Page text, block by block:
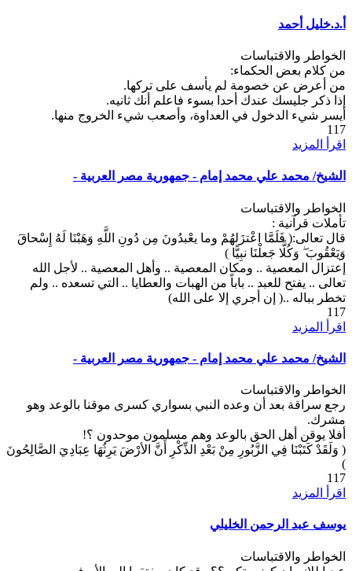
أ.د.خليل أحمد
الخواطر والاقتباسات
من كلام بعض الحكماء:
من أعرض عن خصومة لم يأسف على تركها.
إذا ذكر جليسك عندك أحدا بسوء فاعلم أنك ثانيه.
أيسر شيء الدخول في العداوة، وأصعب شيء الخروج منها.
117
اقرأ المزيد
الشيخ/ محمد علي محمد إمام - جمهورية مصر العربية -
الخواطر والاقتباسات
تأملات قرآنية​ :
‏قال تعالى:( فَلَمَّا اعْتزَلهُمْ وما يعْبدُونَ مِن دُونِ اللَّهِ وَهَبْنَا لَهُ إِسْحاقَ
وَيَعْقُوبَ ۖ وَكُلًّا جَعلْنَا نبِيًّا )
​إعتزال المعصية .. ومكان المعصية .. وأهل المعصية .. لأجل الله
تعالى .. يفتح للعبد .. باباً من الهبات والعطايا .. التي تسعده .. ولم
تخطر بباله ..( إن أجري إلا على الله)
117
اقرأ المزيد
الشيخ/ محمد علي محمد إمام - جمهورية مصر العربية -
الخواطر والاقتباسات
رجع سراقة بعد أن وعده النبي بسواري كسرى موقنا بالوعد وهو
مشرك.
أفلا يوقن أهل الحق بالوعد وهم مسلمون موحدون ؟!
( وَلَقَدْ كَتَبْنَا فِي الزَّبُورِ مِنْ بَعْدِ الذِّكْرِ أَنَّ الأرْضَ يَرِثُهَا عِبَادِيَ الصَّالِحُونَ
)
117
اقرأ المزيد
يوسف عبد الرحمن الخليلي
الخواطر والاقتباسات